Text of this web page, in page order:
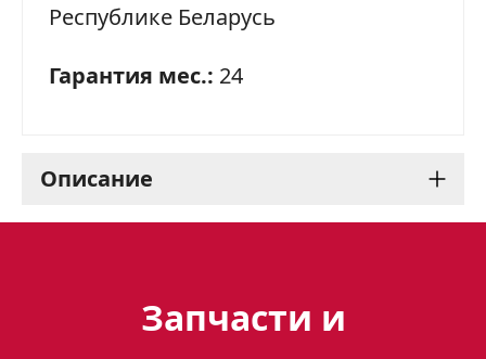
Республике Беларусь
Гарантия мес.: 24
Описание
Запчасти и